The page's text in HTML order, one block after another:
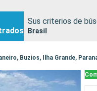
Sus criterios de
Brasil
Buzios, Ilha Grande,